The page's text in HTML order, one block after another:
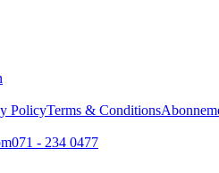
PolicyTerms & Conditions
071 - 234 0477